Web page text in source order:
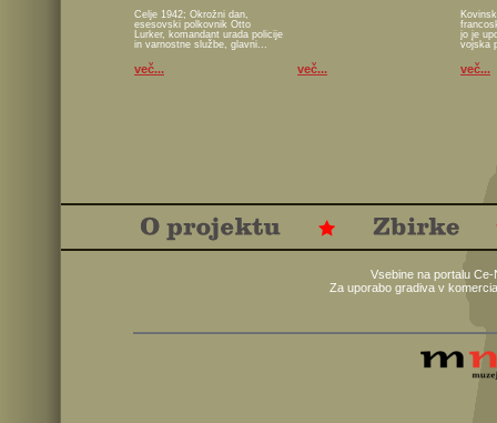
Celje 1942; Okrožni dan,
esesovski polkovnik Otto
Lurker, komandant urada policije
in varnostne službe, glavni...
več... več...
jo je
vojska
več...
Vsebine na portalu
Za uporabo gradiva v